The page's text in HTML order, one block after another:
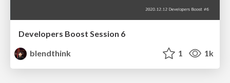
Developers Boost Session 6
blendthink
1 1k